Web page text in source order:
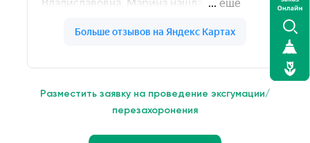
Разместить заявку на проведение эксгумации/
перезахоронения